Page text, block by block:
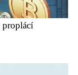
proplácí